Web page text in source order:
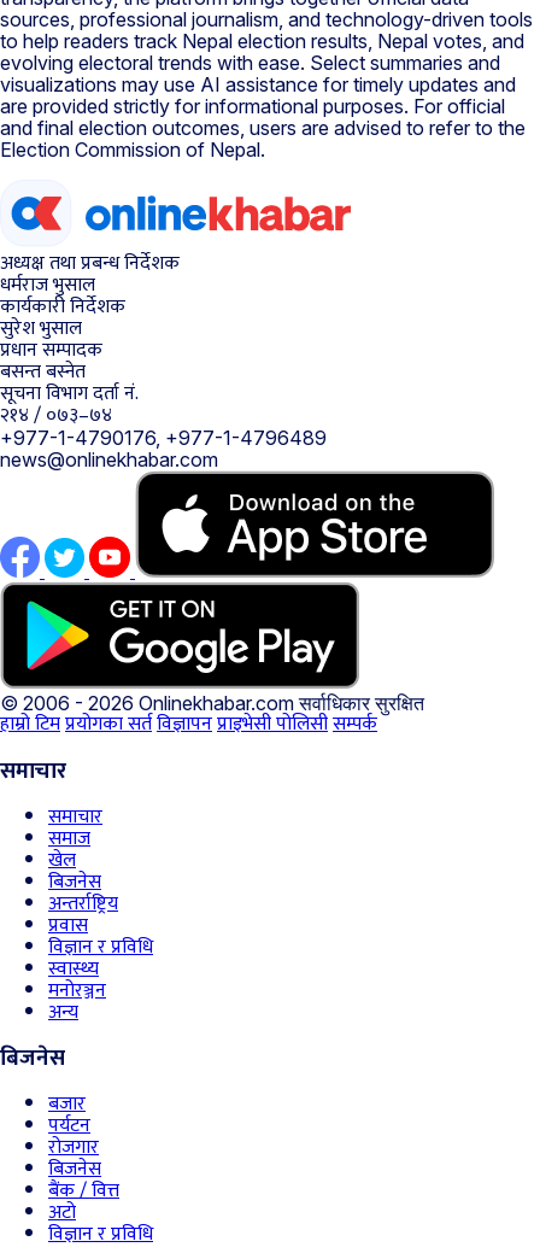
sources, professional journalism, and technology-driven tools
to help readers track Nepal election results, Nepal votes, and
evolving electoral trends with ease. Select summaries and
visualizations may use AI assistance for timely updates and
are provided strictly for informational purposes. For official
and final election outcomes, users are advised to refer to the
Election Commission of Nepal.
अध्यक्ष तथा प्रबन्ध निर्देशक
धर्मराज भुसाल
कार्यकारी निर्देशक
सुरेश भुसाल
प्रधान सम्पादक
बसन्त बस्नेत
सूचना विभाग दर्ता नं.
२१४ / ०७३–७४
+977-1-4790176, +977-1-4796489
news@onlinekhabar.com
© 2006 - 2026 Onlinekhabar.comसर्वाधिकार सुरक्षित
हाम्रो टिमप्रयोगका सर्तविज्ञापनप्राइभेसी पोलिसीसम्पर्क
समाचार
समाचार
समाज
खेल
बिजनेस
अन्तर्राष्ट्रिय
प्रवास
विज्ञान र प्रविधि
स्वास्थ्य
मनोरञ्जन
अन्य
बिजनेस
बजार
पर्यटन
रोजगार
बिजनेस
बैंक / वित्त
अटो
विज्ञान र प्रविधि